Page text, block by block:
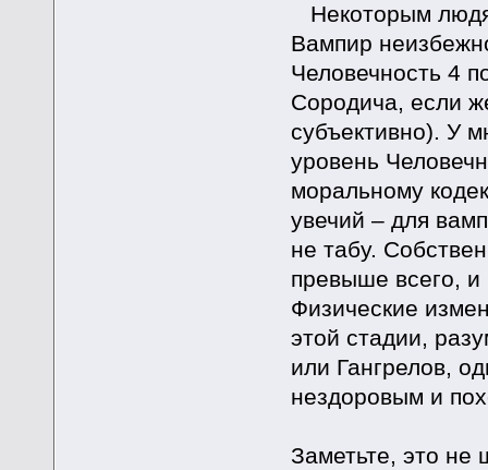
Некоторым
Вампир
Человечность 4
Сородича, если
субъективно). У
уровень
моральному
увечий – для
не табу.
превыше всего, и
Физические
этой стадии,
или Гангрелов,
нездоровым и
Заметьте, это не